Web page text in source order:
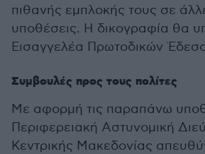
πιθανής εμπλοκής τους σε
υποθέσεις. Η δικογραφία θα
Εισαγγελέα Πρωτοδικών
Συμβουλές προς τους πολίτες
Με αφορμή τις παραπάνω
Περιφερειακή Αστυνομική
Κεντρικής Μακεδονίας